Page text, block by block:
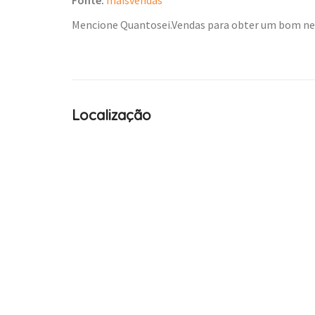
Mencione Quantosei.Vendas para obter um bom
Localização